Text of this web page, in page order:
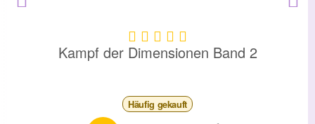
Kampf der Dimensionen Band 2
Häufig gekauft